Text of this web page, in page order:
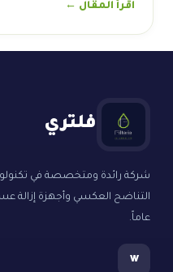
اقرأ المقال ←
فلتري
شركة رائدة ومتخصصة في
عاماً.
w